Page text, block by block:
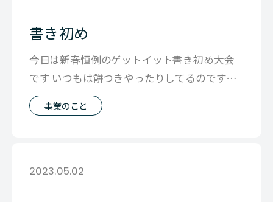
書き初め
今日は新春恒例のゲットイット書き初め大会
です いつもは餅つきやったりしてるのですが
今年はSTAYHOMEなので各自家で
事業のこと
2023.05.02